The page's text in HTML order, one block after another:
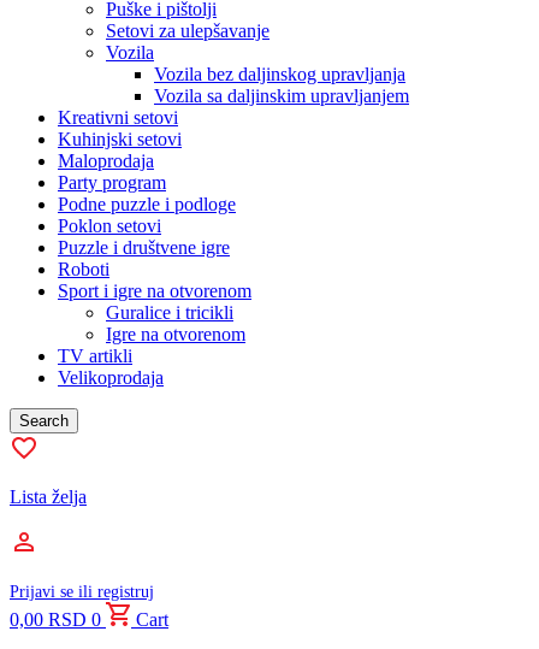
Puške i pištolji
Setovi za ulepšavanje
Vozila
Vozila bez daljinskog upravljanja
Vozila sa daljinskim upravljanjem
Kreativni setovi
Kuhinjski setovi
Maloprodaja
Party program
Podne puzzle i podloge
Poklon setovi
Puzzle i društvene igre
Roboti
Sport i igre na otvorenom
Guralice i tricikli
Igre na otvorenom
TV artikli
Velikoprodaja
Search
Lista želja
Prijavi se ili registruj
0,00 RSD 0
Cart